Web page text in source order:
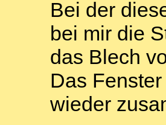
Bei der
bei mir die
das Blech
Das
wieder